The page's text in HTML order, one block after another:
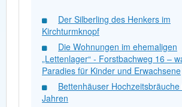
Der Silberling des Henkers im
Kirchturmknopf
Die Wohnungen im ehemaligen
„Lettenlager“ - Forstbachweg 16 –
Paradies für Kinder und Erwachsene
Bettenhäuser
Jahren